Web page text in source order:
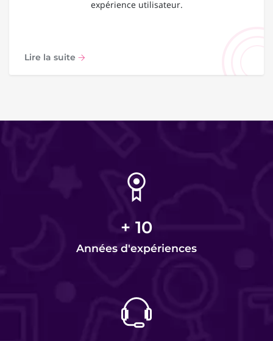
expérience utilisateur.
Lire la suite
+ 10
Années d'expériences